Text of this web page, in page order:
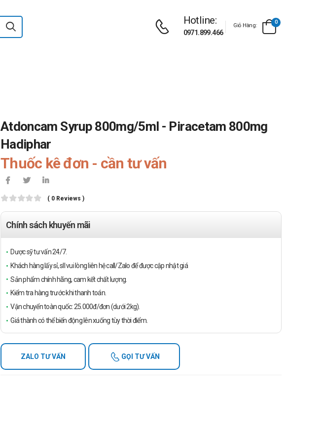
Hotline:
0971.899.466
Giỏ Hàng:
0
Atdoncam Syrup 800mg/5ml - Piracetam 800mg
Hadiphar
Thuốc kê đơn - cần tư vấn
( 0 Reviews )
Chính sách khuyến mãi
Dược sỹ tư vấn 24/7.
Khách hàng lấy sỉ, sll vui lòng liên hệ call/Zalo để được cập nhật giá
Sản phẩm chính hãng, cam kết chất lượng.
Kiểm tra hàng trước khi thanh toán.
Vận chuyển toàn quốc: 25.000đ/đơn (dưới 2kg).
Giá thành có thể biến động lên xuống tùy thời điểm.
ZALO TƯ VẤN GỌI TƯ VẤN